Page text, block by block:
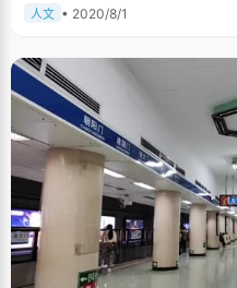
人文 • 2020/8/1